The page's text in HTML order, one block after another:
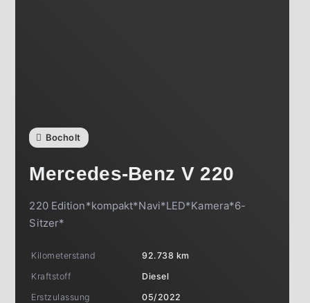
Bocholt
Mercedes-Benz V 220
220 Edition*kompakt*Navi*LED*Kamera*6-
Sitzer*
Kilometerstand
92.738 km
Kraftstoff
Diesel
Erstzulassung
05/2022